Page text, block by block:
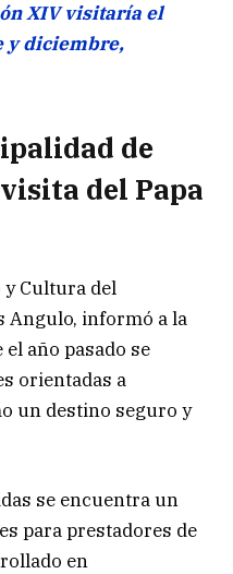
XIV visitaría el
y diciembre,
de
del Papa
Cultura del
Angulo, informó a la
año pasado se
orientadas a
un destino seguro y
se encuentra un
para prestadores de
en